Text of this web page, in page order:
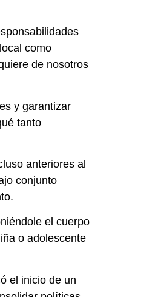
como
de nosotros
y garantizar
tanto
anteriores al
conjunto
el cuerpo
o adolescente
el inicio de un